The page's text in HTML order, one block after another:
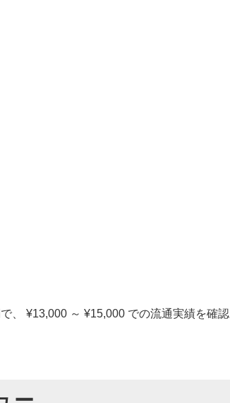
、 ¥13,000 ～ ¥15,000 での流通実績を確認